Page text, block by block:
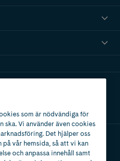
som är nödvändiga för
ska. Vi använder även cookies
Det hjälper oss
vår hemsida, så att vi kan
och anpassa innehåll samt